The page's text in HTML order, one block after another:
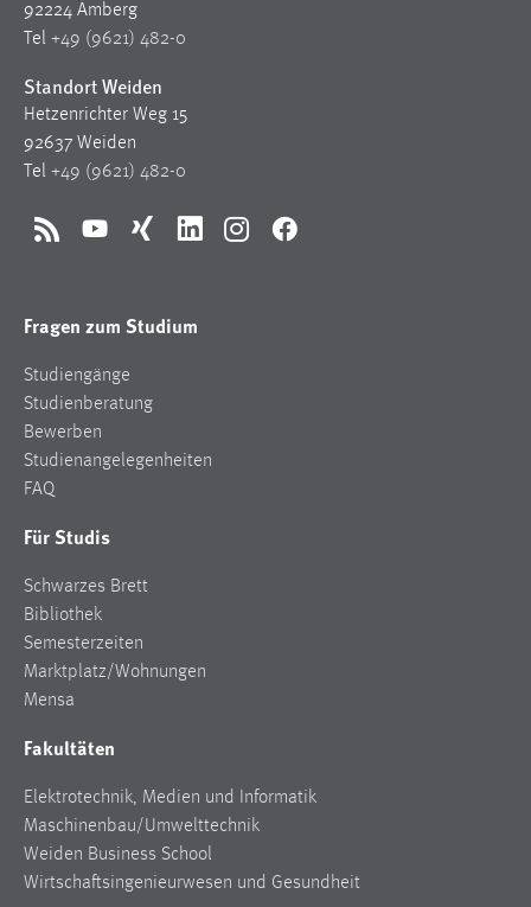
92224 Amberg
Tel +49 (9621) 482-0
Standort Weiden
Hetzenrichter Weg 15
92637 Weiden
Tel +49 (9621) 482-0
RSS YouTubeXing LinkedInInstagramFacebook
Fragen zum Studium
Studiengänge
Studienberatung
Bewerben
Studienangelegenheiten
FAQ
Für Studis
Schwarzes Brett
Bibliothek
Semesterzeiten
Marktplatz/Wohnungen
Mensa
Fakultäten
Elektrotechnik, Medien und Informatik
Maschinenbau/Umwelttechnik
Weiden Business School
Wirtschaftsingenieurwesen und Gesundheit